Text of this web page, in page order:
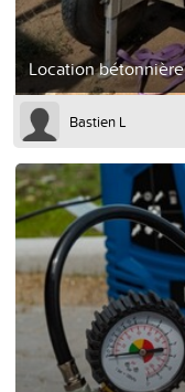
Location bétonnière
Bastien L